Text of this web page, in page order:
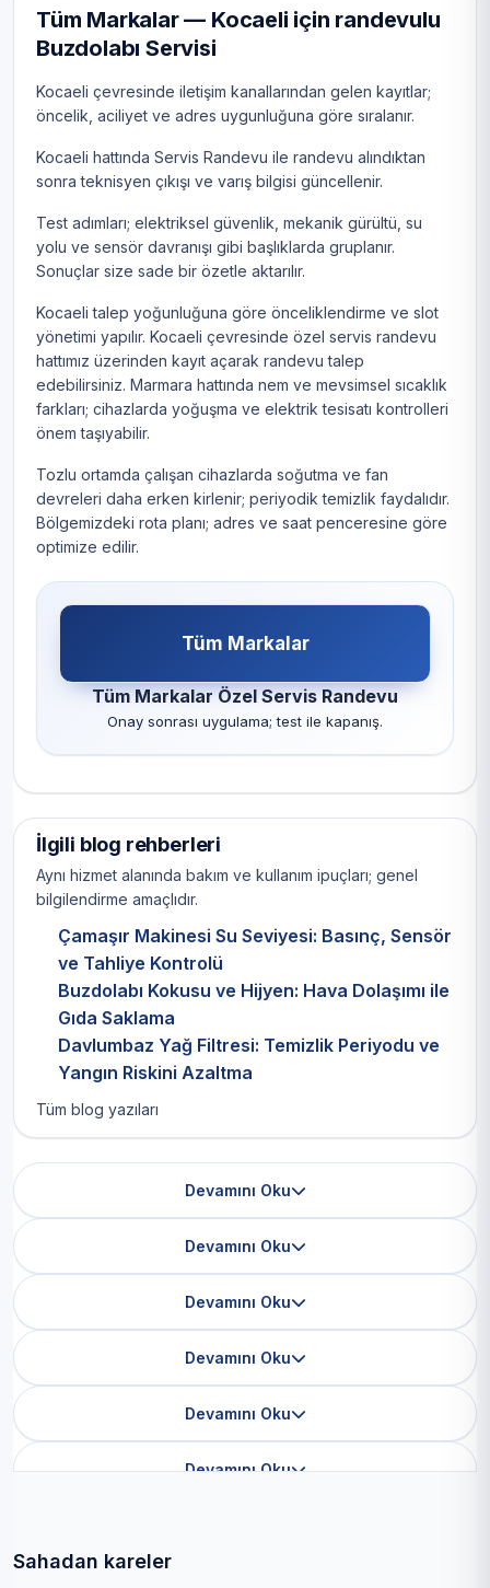
Tüm Markalar — Kocaeli için randevulu
Buzdolabı Servisi
Kocaeli çevresinde iletişim kanallarından gelen kayıtlar;
öncelik, aciliyet ve adres uygunluğuna göre sıralanır.
Kocaeli hattında Servis Randevu ile randevu alındıktan
sonra teknisyen çıkışı ve varış bilgisi güncellenir.
Test adımları; elektriksel güvenlik, mekanik gürültü, su
yolu ve sensör davranışı gibi başlıklarda gruplanır.
Sonuçlar size sade bir özetle aktarılır.
Kocaeli talep yoğunluğuna göre önceliklendirme ve slot
yönetimi yapılır. Kocaeli çevresinde özel servis randevu
hattımız üzerinden kayıt açarak randevu talep
edebilirsiniz. Marmara hattında nem ve mevsimsel sıcaklık
farkları; cihazlarda yoğuşma ve elektrik tesisatı kontrolleri
önem taşıyabilir.
Tozlu ortamda çalışan cihazlarda soğutma ve fan
devreleri daha erken kirlenir; periyodik temizlik faydalıdır.
Bölgemizdeki rota planı; adres ve saat penceresine göre
optimize edilir.
Tüm Markalar
Tüm Markalar Özel Servis Randevu
Onay sonrası uygulama; test ile kapanış.
İlgili blog rehberleri
Aynı hizmet alanında bakım ve kullanım ipuçları; genel
bilgilendirme amaçlıdır.
Çamaşır Makinesi Su Seviyesi: Basınç, Sensör
ve Tahliye Kontrolü
Buzdolabı Kokusu ve Hijyen: Hava Dolaşımı ile
Gıda Saklama
Davlumbaz Yağ Filtresi: Temizlik Periyodu ve
Yangın Riskini Azaltma
Tüm blog yazıları
Devamını Oku
Devamını Oku
Devamını Oku
Devamını Oku
Devamını Oku
Devamını Oku
Sahadan kareler